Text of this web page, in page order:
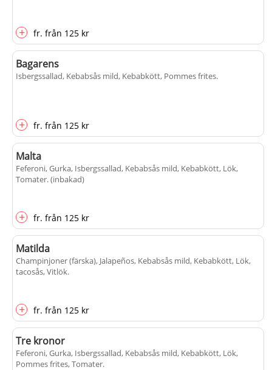
+ fr. från 125 kr
Bagarens
Isbergssallad, Kebabsås mild, Kebabkött, Pommes frites.
+ fr. från 125 kr
Malta
Feferoni, Gurka, Isbergssallad, Kebabsås mild, Kebabkött, Lök,
Tomater. (inbakad)
+ fr. från 125 kr
Matilda
Champinjoner (färska), Jalapeños, Kebabsås mild, Kebabkött, Lök,
tacosås, Vitlök.
+ fr. från 125 kr
Tre kronor
Feferoni, Gurka, Isbergssallad, Kebabsås mild, Kebabkött, Lök,
Pommes frites, Tomater.